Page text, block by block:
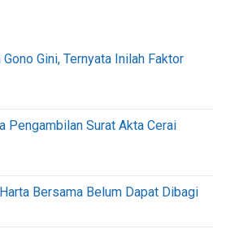
Gono Gini, Ternyata Inilah Faktor
Pengambilan Surat Akta Cerai
Bersama Belum Dapat Dibagi